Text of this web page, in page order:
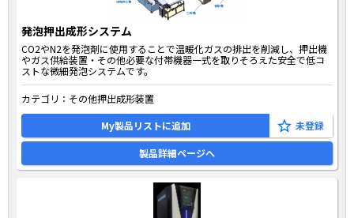
発泡押出成形システム
CO2やN2を発泡剤に使用することで温暖化ガスの排出を削減し、押出機
やガス供給装置・その他必要な付帯機器一式を取りそろえた安全で低コ
ストな微細発泡システムです。
カテゴリ： その他押出成形装置
My製品リストに追加
製品詳細ページへ